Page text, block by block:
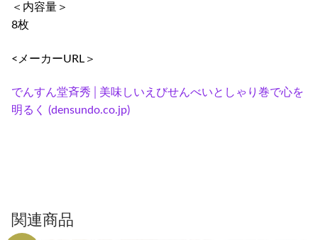
＜内容量＞
8枚
<メーカーURL＞
でんすん堂斉秀│美味しいえびせんべいとしゃり巻で心を
明るく (densundo.co.jp)
関連商品